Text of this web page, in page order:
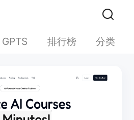
GPTS 排行榜 分类